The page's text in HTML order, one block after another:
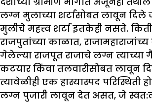
लग्न मुलाच्या शर्टासोबत लावून दिले
मुलीचे महत्त्व शर्टा इतकेही नसते. किती
राजपुतांच्या काळात,
गेलेल्या राजपूत राजाचे लग्न त्याच्या
कटयार किंवा तलवारीसोबत लावून
त्यावेळीही एक हास्यास्पद परिस्थिती
लग्न पुजारी लावून देत असत, जे